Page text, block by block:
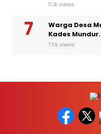
11.1k views
Warga Desa
Kades Mundur.
7.5k views